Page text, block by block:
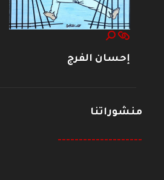
إحسان الفرج
منشوراتنا
--------------------